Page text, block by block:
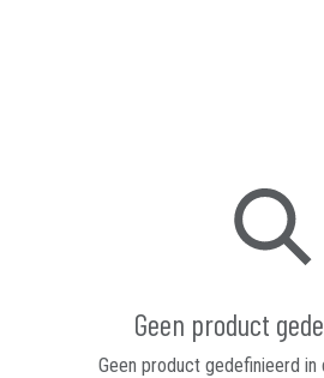
Geen product
Geen product gedefinieerd